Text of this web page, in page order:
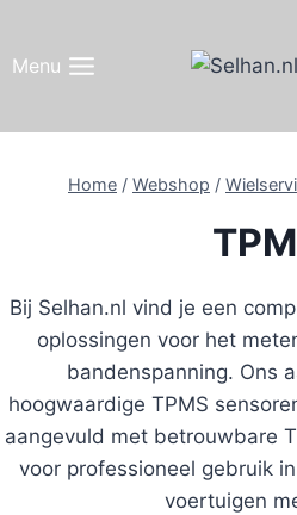
inhoud
Menu
Home / Webshop /
Bij Selhan.nl vind je een
oplossingen voor het
bandenspanning. Ons
hoogwaardige TPMS
aangevuld met betrouwbare
voor professioneel gebruik
voertuigen